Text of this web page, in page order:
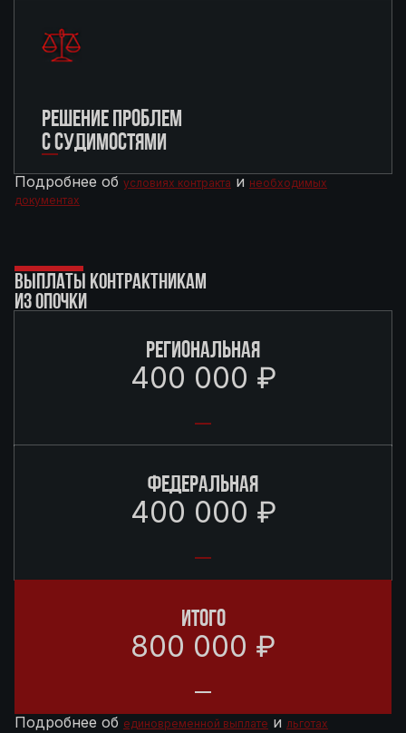
РЕШЕНИЕ ПРОБЛЕМ
С СУДИМОСТЯМИ
Подробнее об условиях контракта и необходимых
документах
ВЫПЛАТЫ КОНТРАКТНИКАМ
ИЗ ОПОЧКИ
РЕГИОНАЛЬНАЯ
400 000 ₽
ФЕДЕРАЛЬНАЯ
400 000 ₽
ИТОГО
800 000 ₽
Подробнее об единовременной выплате и льготах